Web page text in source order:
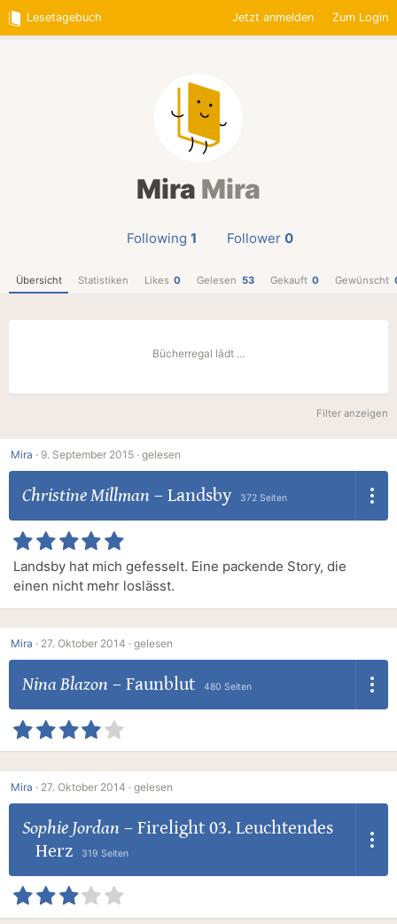
Lesetagebuch Jetzt anmelden Zum Login
Mira Mira
Following 1 Follower 0
Übersicht Statistiken Likes 0 Gelesen 53 Gekauft 0 Gewünscht
Bücherregal lädt …
Filter anzeigen
Mira · 9. September 2015 · gelesen
Christine Millman – Landsby 372 Seiten
Landsby hat mich gefesselt. Eine packende Story, die
einen nicht mehr loslässt.
Mira · 27. Oktober 2014 · gelesen
Nina Blazon – Faunblut 480 Seiten
Mira · 27. Oktober 2014 · gelesen
Sophie Jordan – Firelight 03. Leuchtendes
Herz
319 Seiten